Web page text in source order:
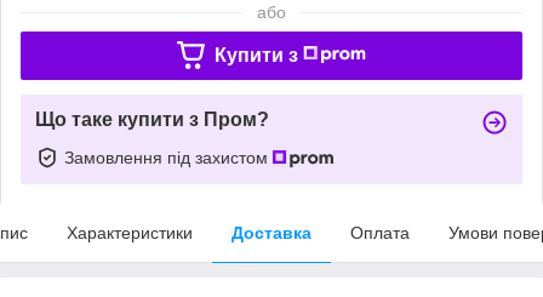
або
Купити з
Що таке купити з Пром?
Замовлення під захистом
Характеристики Доставка Оплата Умови